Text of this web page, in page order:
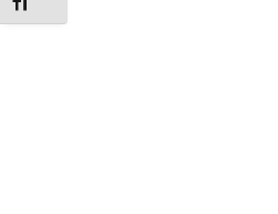
TOGGLE FONT SIZE